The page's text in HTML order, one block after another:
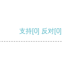
支持[0] 反对[0]